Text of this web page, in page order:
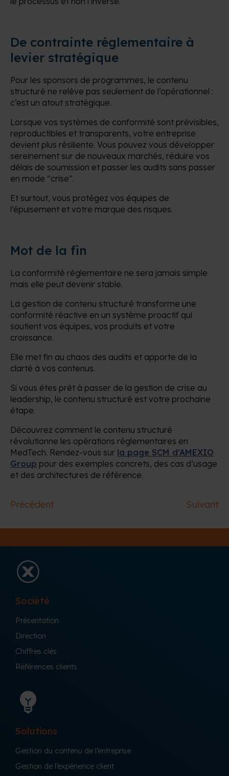
De contrainte réglementaire à
levier stratégique
Pour les sponsors de programmes, le contenu
structuré ne relève pas seulement de l’opérationnel :
c’est un atout stratégique.
Lorsque vos systèmes de conformité sont prévisibles,
reproductibles et transparents, votre entreprise
devient plus résiliente. Vous pouvez vous développer
sereinement sur de nouveaux marchés, réduire vos
délais de soumission et passer les audits sans passer
en mode “crise”.
Et surtout, vous protégez vos équipes de
l’épuisement et votre marque des risques.
Mot de la fin
La conformité réglementaire ne sera jamais simple
mais elle peut devenir stable.
La gestion de contenu structuré transforme une
conformité réactive en un système proactif qui
soutient vos équipes, vos produits et votre
croissance.
Elle met fin au chaos des audits et apporte de la
clarté à vos contenus.
Si vous êtes prêt à passer de la gestion de crise au
leadership, le contenu structuré est votre prochaine
étape.
Découvrez comment le contenu structuré
révolutionne les opérations réglementaires en
MedTech. Rendez-vous sur la page SCM d’AMEXIO
Group pour des exemples concrets, des cas d’usage
et des architectures de référence.
Suivant
Précédent
Société
Présentation
Direction
Chiffres clés
Références clients
Solutions
Gestion du contenu de l’entreprise
Gestion de l’expérience client